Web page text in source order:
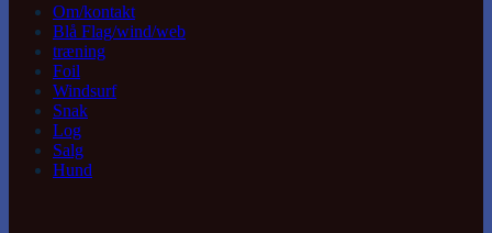
Om/kontakt
Blå Flag/wind/web
træning
Foil
Windsurf
Snak
Log
Salg
Hund